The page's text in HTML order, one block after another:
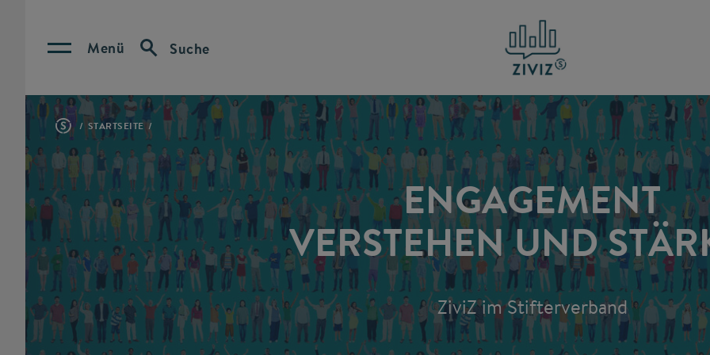
Menü Suche
STARTSEITE
ENGAGEMENT
VERSTEHEN UND
ZiviZ im Stifterverband